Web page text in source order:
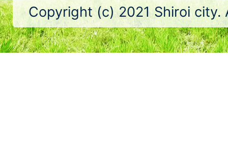
Copyright (c) 2021 Shiroi city.